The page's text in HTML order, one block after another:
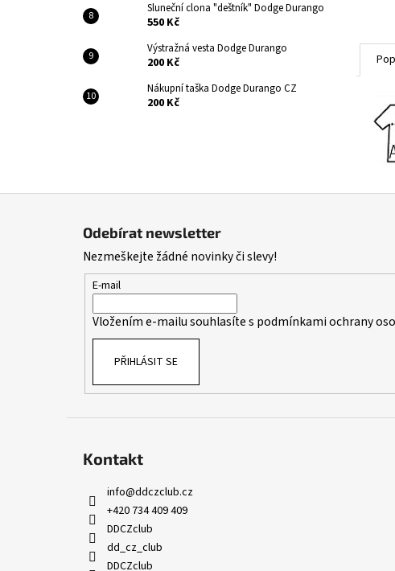
Sluneční clona "deštník" Dodge Durango
550 Kč
Výstražná vesta Dodge Durango
200 Kč
Nákupní taška Dodge Durango CZ
200 Kč
Odebírat newsletter
Nezmeškejte žádné novinky či slevy!
E-mail
Vložením e-mailu souhlasíte s podmínkami ochrany
PŘIHLÁSIT SE
Kontakt
info@ddczclub.cz
+420 734 409 409
DDCZclub
dd_cz_club
DDCZclub